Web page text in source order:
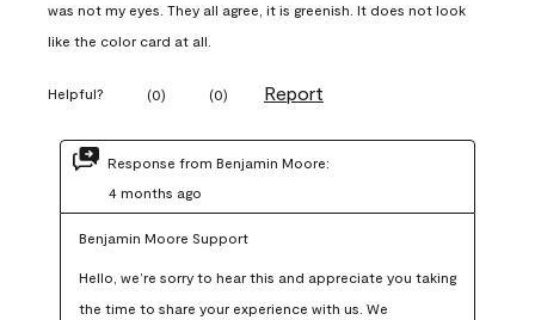
was not my eyes. They all agree, it is greenish. It does not look
like the color card at all.
Helpful? (0) (0) Report
Response from Benjamin Moore:
4 months ago
Benjamin Moore Support
Hello, we’re sorry to hear this and appreciate you taking
the time to share your experience with us. We